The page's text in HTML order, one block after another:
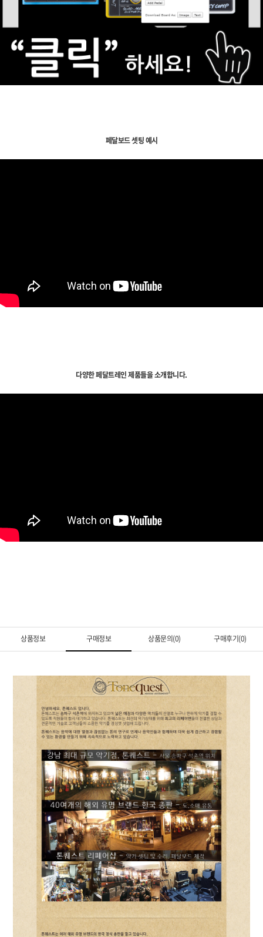
페달보드 셋팅 예시
다양한 페달트레인 제품들을 소개합니다.
상품정보 구매정보 상품문의(0) 구매후기(0)